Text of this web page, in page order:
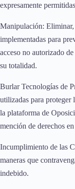
expresamente
Manipulación:
implementadas para
acceso no autorizado
su totalidad.
Burlar Tecnologías de
utilizadas para proteger
la plataforma de
mención de derechos
Incumplimiento de las
maneras que
indebido.